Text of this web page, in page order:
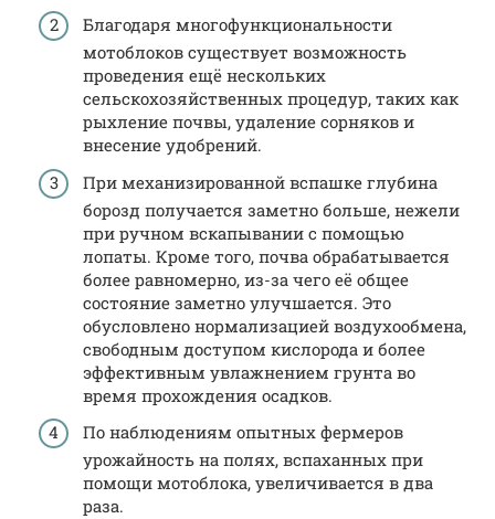
Благодаря многофункциональности
мотоблоков существует возможность
проведения ещё нескольких
сельскохозяйственных процедур, таких как
рыхление почвы, удаление сорняков и
внесение удобрений.
При механизированной вспашке глубина
борозд получается заметно больше, нежели
при ручном вскапывании с помощью
лопаты. Кроме того, почва обрабатывается
более равномерно, из-за чего её общее
состояние заметно улучшается. Это
обусловлено нормализацией воздухообмена,
свободным доступом кислорода и более
эффективным увлажнением грунта во
время прохождения осадков.
По наблюдениям опытных фермеров
урожайность на полях, вспаханных при
помощи мотоблока, увеличивается в два
раза.